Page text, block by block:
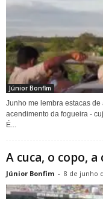
Júnior Bonfim
Junho me lembra estacas
acendimento da fogueira -
É...
A cuca, o copo,
Júnior Bonfim - 8 de junho